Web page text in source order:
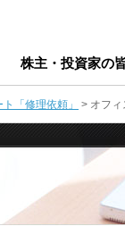
株主・投資家の
「修理依頼」 > オフィ